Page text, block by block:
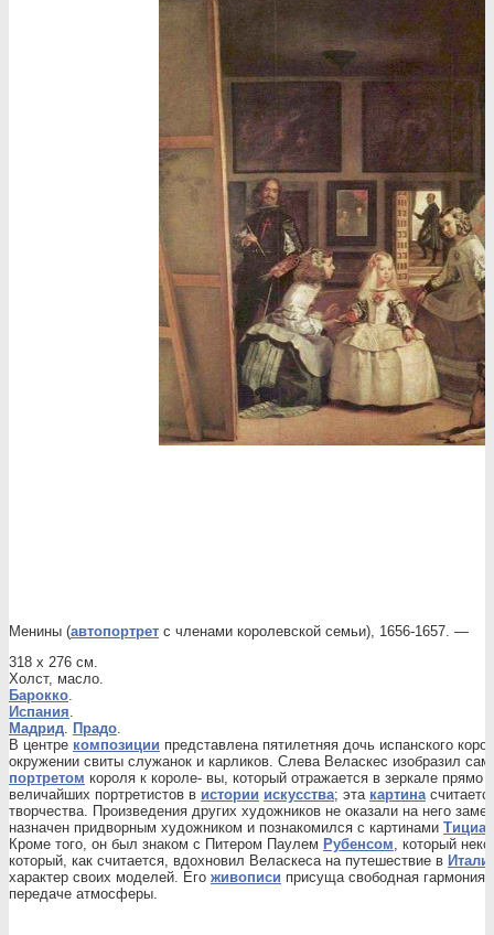
Менины (автопортрет с членами королевской семьи), 1656-1657. —
318 x 276 см.
Холст, масло.
Барокко.
Испания.
Мадрид. Прадо.
В центре композиции представлена пятилетняя дочь испанского
окружении свиты служанок и карликов. Слева Веласкес изобразил
портретом короля к короле- вы, который отражается в зеркале
величайших портретистов в истории искусства; эта картина
творчества. Произведения других художников не оказали на него
назначен придворным художником и познакомился с картинами
Кроме того, он был знаком с Питером Паулем Рубенсом, который
который, как считается, вдохновил Веласкеса на путешествие в
характер своих моделей. Его живописи присуща свободная гармония
передаче атмосферы.